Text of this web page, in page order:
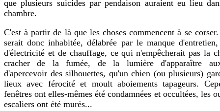
que plusieurs suicides par pendaison auraient eu lieu
chambre.
C'est à partir de là que les choses commencent à se
serait donc inhabitée, délabrée par le manque d'entretien,
d'électricité et de chauffage, ce qui n'empêcherait pas la
cracher de la fumée, de la lumière d'apparaître
d'apercevoir des silhouettes, qu'un chien (ou plusieurs)
lieux avec férocité et moult aboiements tapageurs.
fenêtres ont elles-mêmes été condamnées et occultées, les
escaliers ont été murés...